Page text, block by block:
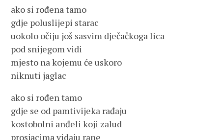
ako si rođena tamo
gdje poluslijepi starac
uokolo očiju još sasvim dječačkoga lica
pod snijegom vidi
mjesto na kojemu će uskoro
niknuti jaglac
ako si rođen tamo
gdje se od pamtivijeka rađaju
kostobolni anđeli koji zalud
prosjacima vidaju rane